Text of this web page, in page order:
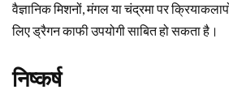
वैज्ञानिक मिशनों, मंगल या चंद्रमा पर
लिए ड्रैगन काफी उपयोगी साबित हो सकता है।
निष्कर्ष